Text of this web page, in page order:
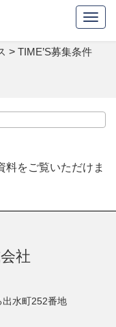
> TIME’S募集条件
料をご覧いただけま
社
水町252番地